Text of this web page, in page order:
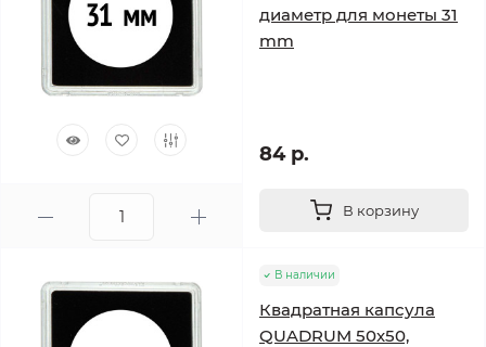
диаметр для монеты 31
mm
84 р.
В корзину
В наличии
Квадратная капсула
QUADRUM 50х50,